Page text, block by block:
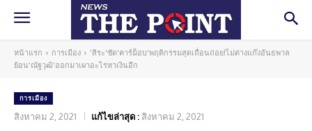
หน้าแรก การเมือง
'สิระ'ซัด'คาร์ม็อบ'พฤติกรรมสุดเถื่อนถ่อย!ไม่ต่างแก๊งอันธพาล
ย้อน'ณัฐวุฒิ'ออกมาเผาอะไรหาเงินอีก
การเมือง
สิงหาคม 2, 2021 แก้ไขล่าสุด : สิงหาคม 2, 2021